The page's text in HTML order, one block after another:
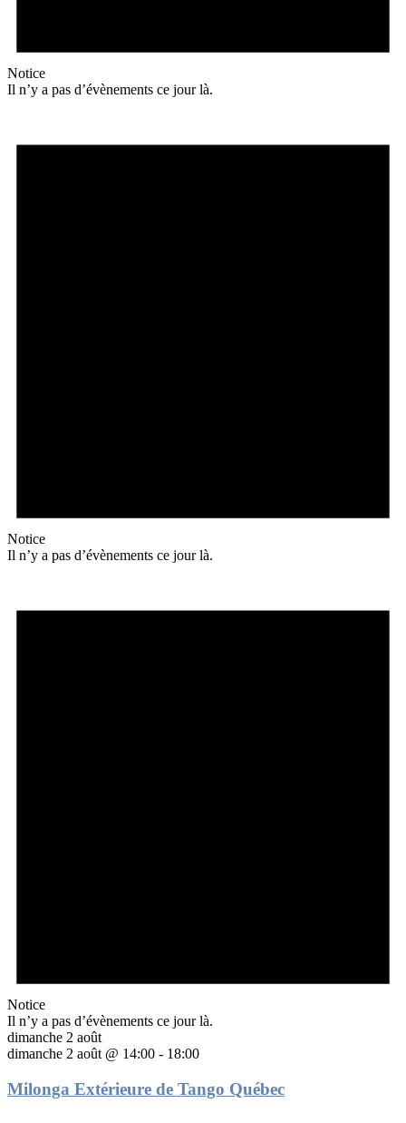
Notice
Il n’y a pas d’évènements ce jour là.
Notice
Il n’y a pas d’évènements ce jour là.
Notice
Il n’y a pas d’évènements ce jour là.
dimanche 2 août
dimanche 2 août @ 14:00 - 18:00
Milonga Extérieure de Tango Québec